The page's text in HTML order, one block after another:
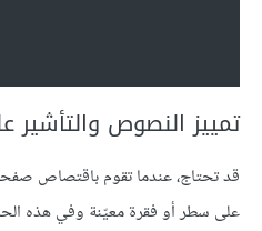
تمييز النصوص
قد تحتاج، عندما تقوم باقتصاص
على سطر أو فقرة معيّنة وفي هذه